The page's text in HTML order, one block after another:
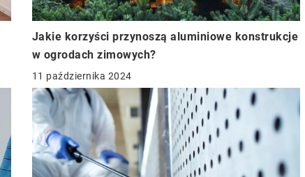
Jakie korzyści przynoszą aluminiowe konstrukcje
w ogrodach zimowych?
11 października 2024